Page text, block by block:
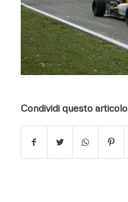
Condividi questo articolo